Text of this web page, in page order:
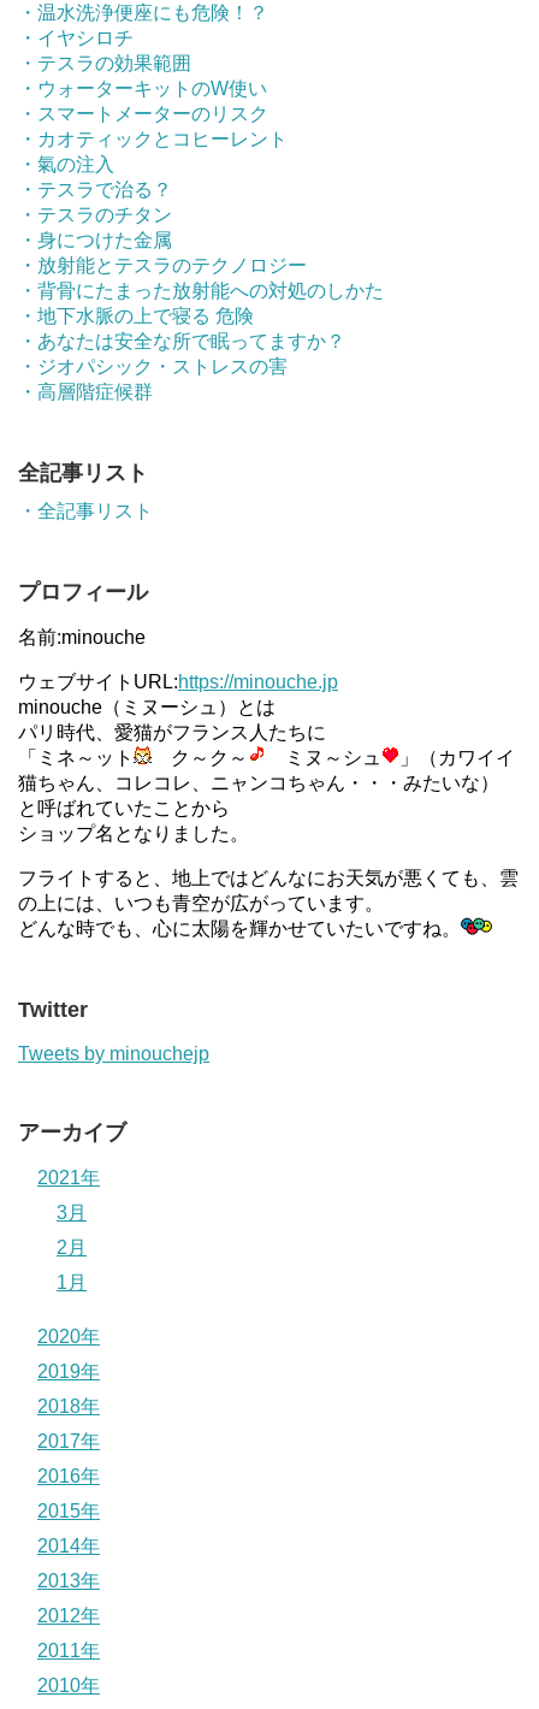
・温水洗浄便座にも危険！？
・イヤシロチ
・テスラの効果範囲
・ウォーターキットのW使い
・スマートメーターのリスク
・カオティックとコヒーレント
・氣の注入
・テスラで治る？
・テスラのチタン
・身につけた金属
・放射能とテスラのテクノロジー
・背骨にたまった放射能への対処のしかた
・地下水脈の上で寝る 危険
・あなたは安全な所で眠ってますか？
・ジオパシック・ストレスの害
・高層階症候群
全記事リスト
・全記事リスト
プロフィール
名前:minouche
ウェブサイトURL:https://minouche.jp
minouche（ミヌーシュ）とは
パリ時代、愛猫がフランス人たちに
「ミネ～ット
ク～ク～ ミヌ～シュ
」（カワイイ
猫ちゃん、コレコレ、ニャンコちゃん・・・みたいな）
と呼ばれていたことから
ショップ名となりました。
フライトすると、地上ではどんなにお天気が悪くても、雲
の上には、いつも青空が広がっています。
どんな時でも、心に太陽を輝かせていたいですね。
Twitter
Tweets by minouchejp
アーカイブ
2021年
3月
2月
1月
2020年
2019年
2018年
2017年
2016年
2015年
2014年
2013年
2012年
2011年
2010年